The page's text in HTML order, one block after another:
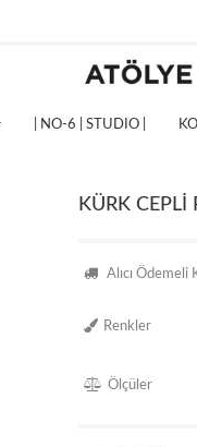
| NO-6 | STUDIO |
KÜRK CEPLİ
Alıcı Ödemeli
Renkler
Ölçüler